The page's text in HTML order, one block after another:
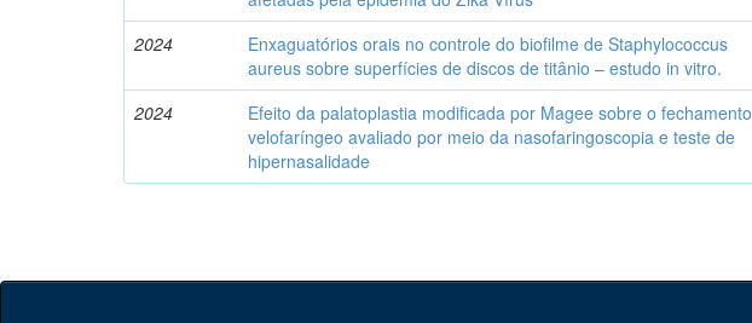
2024
Enxaguatórios orais no controle do biofilme de Staphylococcus
aureus sobre superfícies de discos de titânio – estudo in vitro.
2024
Efeito da palatoplastia modificada por Magee sobre o fechamento
velofaríngeo avaliado por meio da nasofaringoscopia e teste de
hipernasalidade